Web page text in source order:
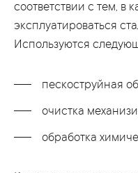
соответствии с тем, в
эксплуатироваться
Используются
пескоструйная
очистка
обработка